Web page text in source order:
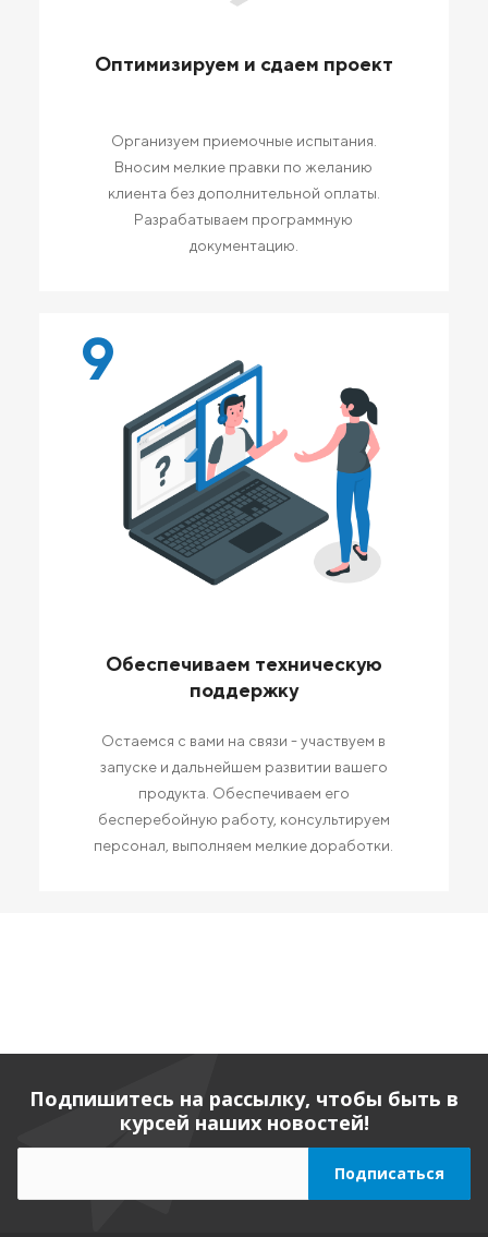
Оптимизируем и сдаем проект
Организуем приемочные испытания.
Вносим мелкие правки по желанию
клиента без дополнительной оплаты.
Разрабатываем программную
документацию.
9
Обеспечиваем техническую
поддержку
Остаемся с вами на связи - участвуем в
запуске и дальнейшем развитии вашего
продукта. Обеспечиваем его
бесперебойную работу, консультируем
персонал, выполняем мелкие доработки.
Подпишитесь на рассылку, чтобы быть в
курсей наших новостей!